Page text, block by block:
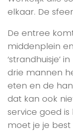
elkaar. De
De entree
middenplein
‘strandhuisje’
drie mannen
eten en de
dat kan ook
service goed
moet je je